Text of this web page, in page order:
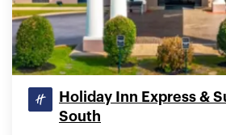
Holiday Inn Express &
South